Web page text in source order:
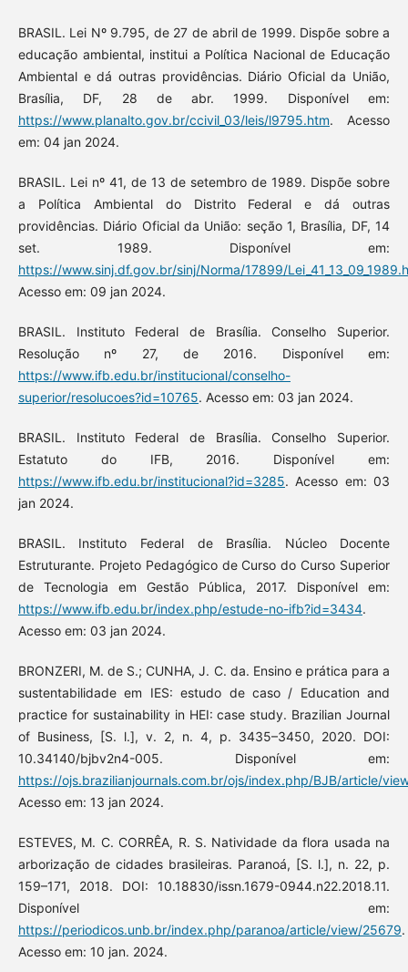
BRASIL. Lei Nº 9.795, de 27 de abril de 1999. Dispõe sobre a
educação ambiental, institui a Política Nacional de Educação
Ambiental e dá outras providências. Diário Oficial da União,
Brasília, DF, 28 de abr. 1999. Disponível em:
https://www.planalto.gov.br/ccivil_03/leis/l9795.htm. Acesso
em: 04 jan 2024.
BRASIL. Lei nº 41, de 13 de setembro de 1989. Dispõe sobre
a Política Ambiental do Distrito Federal e dá outras
providências. Diário Oficial da União: seção 1, Brasília, DF, 14
set. 1989. Disponível em:
https://www.sinj.df.gov.br/sinj/Norma/17899/
Acesso em: 09 jan 2024.
BRASIL. Instituto Federal de Brasília. Conselho Superior.
Resolução nº 27, de 2016. Disponível em:
https://www.ifb.edu.br/institucional/conselho-
superior/resolucoes?id=10765. Acesso em: 03 jan 2024.
BRASIL. Instituto Federal de Brasília. Conselho Superior.
Estatuto do IFB, 2016. Disponível em:
https://www.ifb.edu.br/institucional?id=3285. Acesso em: 03
jan 2024.
BRASIL. Instituto Federal de Brasília. Núcleo Docente
Estruturante. Projeto Pedagógico de Curso do Curso Superior
de Tecnologia em Gestão Pública, 2017. Disponível em:
https://www.ifb.edu.br/index.php/estude-no-ifb?id=3434.
Acesso em: 03 jan 2024.
BRONZERI, M. de S.; CUNHA, J. C. da. Ensino e prática para a
sustentabilidade em IES: estudo de caso / Education and
practice for sustainability in HEI: case study. Brazilian Journal
of Business, [S. l.], v. 2, n. 4, p. 3435–3450, 2020. DOI:
10.34140/bjbv2n4-005. Disponível em:
https://ojs.brazilianjournals.com.br/ojs/index.php/BJB/article/
Acesso em: 13 jan 2024.
ESTEVES, M. C. CORRÊA, R. S. Natividade da flora usada na
arborização de cidades brasileiras. Paranoá, [S. l.], n. 22, p.
159–171, 2018. DOI: 10.18830/issn.1679-0944.n22.2018.11.
Disponível em:
https://periodicos.unb.br/index.php/paranoa/article/view/25679.
Acesso em: 10 jan. 2024.